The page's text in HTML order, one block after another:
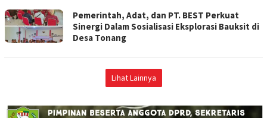
Pemerintah, Adat, dan PT. BEST Perkuat
Sinergi Dalam Sosialisasi Eksplorasi Bauksit di
Desa Tonang
Lihat Lainnya